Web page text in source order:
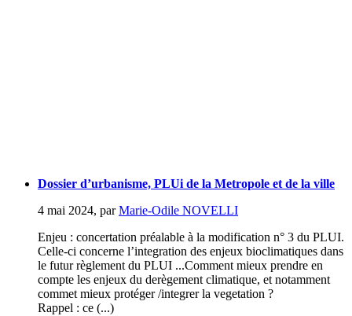
Dossier d’urbanisme, PLUi de la Metropole et de la ville
4 mai 2024, parMarie-Odile NOVELLI
Enjeu : concertation préalable à la modification n° 3 du PLUI.
Celle-ci concerne l’integration des enjeux bioclimatiques dans
le futur règlement du PLUI ...Comment mieux prendre en
compte les enjeux du derègement climatique, et notamment
commet mieux protéger /integrer la vegetation ?
Rappel : ce (...)